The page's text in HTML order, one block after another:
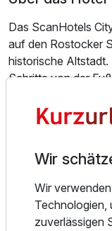
1 Erwachsenen und 1
Das ScanHotels
auf den Rostocker
historische Altstadt.
Schritte von der
Spazieren Sie
entdecken Sie
ideal für einen
einen entspannten
Wir
Wir
Technologien,
zuverlässigen